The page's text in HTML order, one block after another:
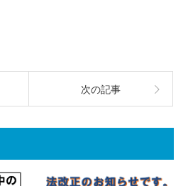
次の記事